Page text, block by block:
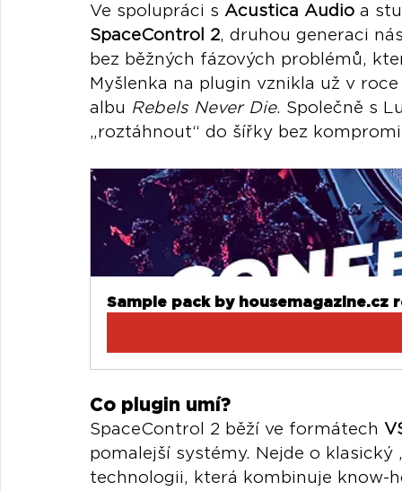
Ve spolupráci s Acustica Audio a
SpaceControl 2, druhou generaci
bez běžných fázových problémů,
Myšlenka na plugin vznikla už v
albu Rebels Never Die. Společně s
„roztáhnout“ do šířky bez
Sample pack by housemagazine.cz
Co plugin umí?
SpaceControl 2 běží ve formátech
pomalejší systémy. Nejde o
technologii, která kombinuje